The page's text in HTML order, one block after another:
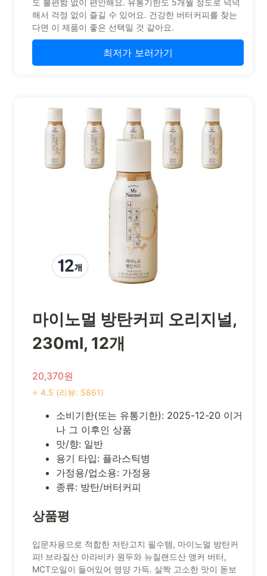
해서 걱정 없이 즐길 수 있어요. 건강한 버터커피를 찾는
다면 이 제품이 좋은 선택일 것 같아요.
최저가 보러가기
마이노멀 방탄커피 오리지널,
230ml, 12개
20,370원
⭐ 4.5 (리뷰: 5861)
소비기한(또는 유통기한): 2025-12-20 이거
나 그 이후인 상품
맛/향: 일반
용기 타입: 플라스틱병
가정용/업소용: 가정용
종류: 방탄/버터커피
상품평
입문자용으로 적합한 저탄고지 필수템, 마이노멀 방탄커
피! 브라질산 아라비카 원두와 뉴질랜드산 앵커 버터,
MCT오일이 들어있어 영양 가득. 살짝 고소한 맛이 돋보